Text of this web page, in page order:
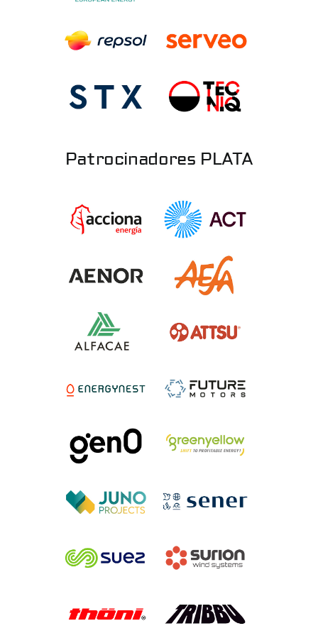
Patrocinadores PLATA